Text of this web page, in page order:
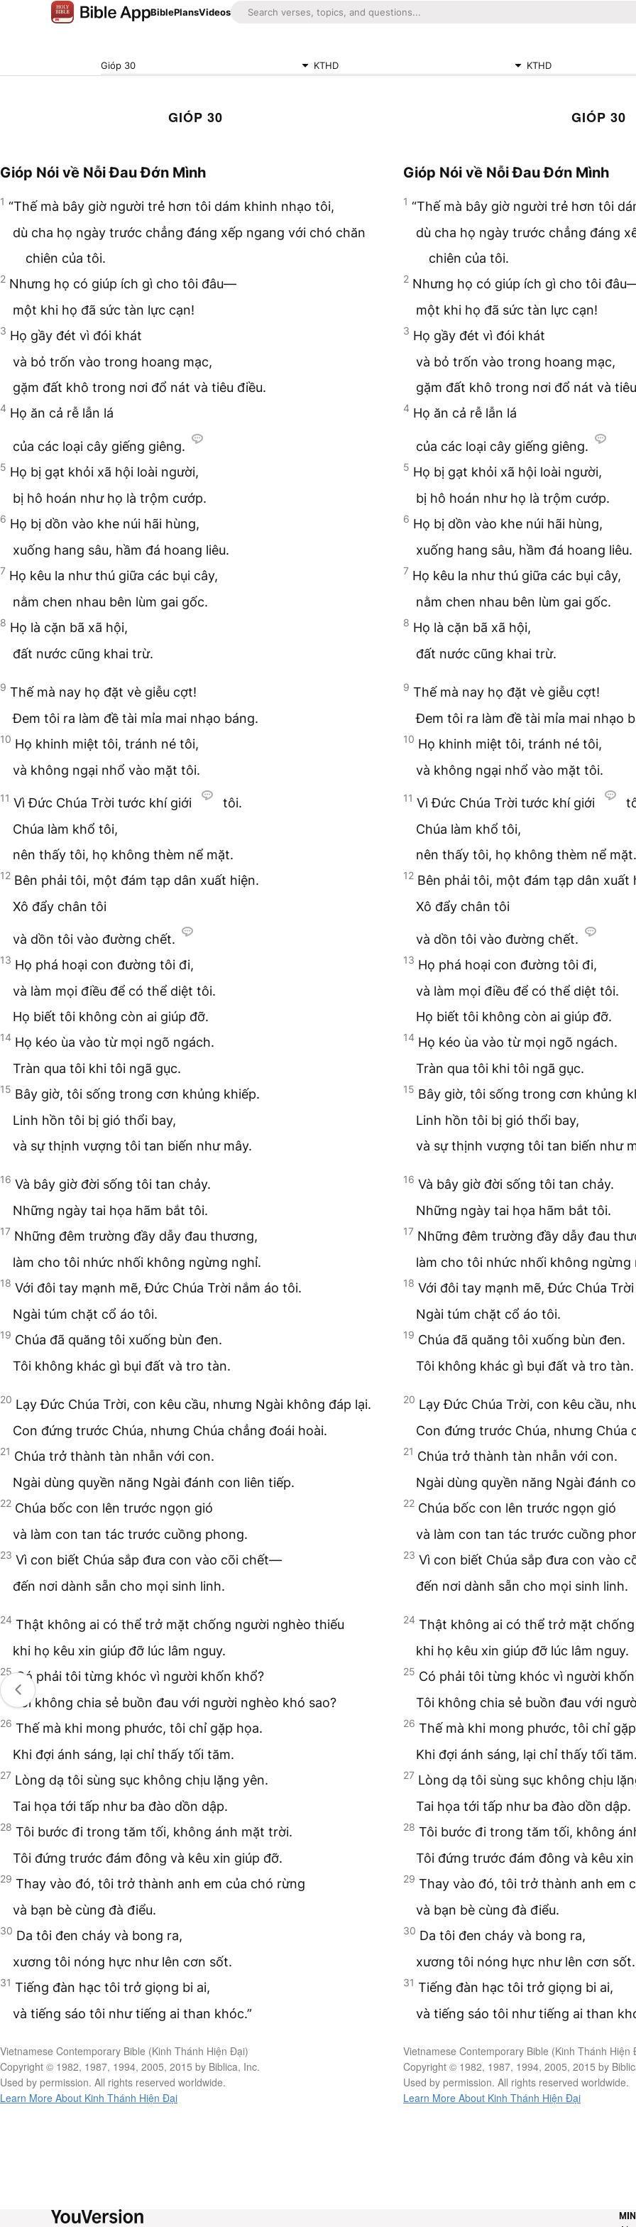
BiblePlansVideos
Gióp 30 KTHD KTHD
GIÓP 30
Gióp Nói về Nỗi Đau Đớn Mình
1 “Thế mà bây giờ người trẻ hơn tôi dám khinh nhạo tôi,
dù cha họ ngày trước chẳng đáng xếp ngang với chó chăn
chiên của tôi.
2 Nhưng họ có giúp ích gì cho tôi đâu—
một khi họ đã sức tàn lực cạn!
3 Họ gầy đét vì đói khát
và bỏ trốn vào trong hoang mạc,
gặm đất khô trong nơi đổ nát và tiêu điều.
4 Họ ăn cả rễ lẫn lá
của các loại cây giếng giêng.
5 Họ bị gạt khỏi xã hội loài người,
bị hô hoán như họ là trộm cướp.
6 Họ bị dồn vào khe núi hãi hùng,
xuống hang sâu, hầm đá hoang liêu.
7 Họ kêu la như thú giữa các bụi cây,
nằm chen nhau bên lùm gai gốc.
8 Họ là cặn bã xã hội,
đất nước cũng khai trừ.
9 Thế mà nay họ đặt vè giễu cợt!
Đem tôi ra làm đề tài mỉa mai nhạo báng.
10 Họ khinh miệt tôi, tránh né tôi,
và không ngại nhổ vào mặt tôi.
11 Vì Đức Chúa Trời tước khí giới
tôi.
Chúa làm khổ tôi,
nên thấy tôi, họ không thèm nể mặt.
12 Bên phải tôi, một đám tạp dân xuất hiện.
Xô đẩy chân tôi
và dồn tôi vào đường chết.
13 Họ phá hoại con đường tôi đi,
và làm mọi điều để có thể diệt tôi.
Họ biết tôi không còn ai giúp đỡ.
14 Họ kéo ùa vào từ mọi ngõ ngách.
Tràn qua tôi khi tôi ngã gục.
15 Bây giờ, tôi sống trong cơn khủng khiếp.
Linh hồn tôi bị gió thổi bay,
và sự thịnh vượng tôi tan biến như mây.
16 Và bây giờ đời sống tôi tan chảy.
Những ngày tai họa hãm bắt tôi.
17 Những đêm trường đầy dẫy đau thương,
làm cho tôi nhức nhối không ngừng nghỉ.
18 Với đôi tay mạnh mẽ, Đức Chúa Trời nắm áo tôi.
Ngài túm chặt cổ áo tôi.
19 Chúa đã quăng tôi xuống bùn đen.
Tôi không khác gì bụi đất và tro tàn.
20 Lạy Đức Chúa Trời, con kêu cầu, nhưng Ngài không đáp lại.
Con đứng trước Chúa, nhưng Chúa chẳng đoái hoài.
21 Chúa trở thành tàn nhẫn với con.
Ngài dùng quyền năng Ngài đánh con liên tiếp.
22 Chúa bốc con lên trước ngọn gió
và làm con tan tác trước cuồng phong.
23 Vì con biết Chúa sắp đưa con vào cõi chết—
đến nơi dành sẵn cho mọi sinh linh.
24 Thật không ai có thể trở mặt chống người nghèo thiếu
khi họ kêu xin giúp đỡ lúc lâm nguy.
25 Có phải tôi từng khóc vì người khốn khổ?
Tôi không chia sẻ buồn đau với người nghèo khó sao?
26 Thế mà khi mong phước, tôi chỉ gặp họa.
Khi đợi ánh sáng, lại chỉ thấy tối tăm.
27 Lòng dạ tôi sùng sục không chịu lặng yên.
Tai họa tới tấp như ba đào dồn dập.
28 Tôi bước đi trong tăm tối, không ánh mặt trời.
Tôi đứng trước đám đông và kêu xin giúp đỡ.
29 Thay vào đó, tôi trở thành anh em của chó rừng
và bạn bè cùng đà điểu.
30 Da tôi đen cháy và bong ra,
xương tôi nóng hực như lên cơn sốt.
31 Tiếng đàn hạc tôi trở giọng bi ai,
và tiếng sáo tôi như tiếng ai than khóc.”
Vietnamese Contemporary Bible (Kinh Thánh Hiện Đại)
Copyright © 1982, 1987, 1994, 2005, 2015 by Biblica, Inc.
Used by permission. All rights reserved worldwide.
Learn More About Kinh Thánh Hiện Đại
GIÓP 30
Gióp Nói về Nỗi Đau Đớn Mình
1 “Thế mà bây giờ người trẻ hơn tôi
dù cha họ ngày trước chẳng đáng
chiên của tôi.
2 Nhưng họ có giúp ích gì cho tôi
một khi họ đã sức tàn lực cạn!
3 Họ gầy đét vì đói khát
và bỏ trốn vào trong hoang mạc,
gặm đất khô trong nơi đổ nát và
4 Họ ăn cả rễ lẫn lá
của các loại cây giếng giêng.
5 Họ bị gạt khỏi xã hội loài người,
bị hô hoán như họ là trộm cướp.
6 Họ bị dồn vào khe núi hãi hùng,
xuống hang sâu, hầm đá hoang liêu.
7 Họ kêu la như thú giữa các bụi cây,
nằm chen nhau bên lùm gai gốc.
8 Họ là cặn bã xã hội,
đất nước cũng khai trừ.
9 Thế mà nay họ đặt vè giễu cợt!
Đem tôi ra làm đề tài mỉa mai nhạo
10 Họ khinh miệt tôi, tránh né tôi,
và không ngại nhổ vào mặt tôi.
11 Vì Đức Chúa Trời tước khí giới
Chúa làm khổ tôi,
nên thấy tôi, họ không thèm nể mặt.
12 Bên phải tôi, một đám tạp dân xuất
Xô đẩy chân tôi
và dồn tôi vào đường chết.
13 Họ phá hoại con đường tôi đi,
và làm mọi điều để có thể diệt tôi.
Họ biết tôi không còn ai giúp đỡ.
14 Họ kéo ùa vào từ mọi ngõ ngách.
Tràn qua tôi khi tôi ngã gục.
15 Bây giờ, tôi sống trong cơn khủng
Linh hồn tôi bị gió thổi bay,
và sự thịnh vượng tôi tan biến như
16 Và bây giờ đời sống tôi tan chảy.
Những ngày tai họa hãm bắt tôi.
17 Những đêm trường đầy dẫy đau
làm cho tôi nhức nhối không ngừng
18 Với đôi tay mạnh mẽ, Đức Chúa
Ngài túm chặt cổ áo tôi.
19 Chúa đã quăng tôi xuống bùn đen.
Tôi không khác gì bụi đất và tro tàn.
20 Lạy Đức Chúa Trời, con kêu cầu,
Con đứng trước Chúa, nhưng Chúa
21 Chúa trở thành tàn nhẫn với con.
Ngài dùng quyền năng Ngài đánh
22 Chúa bốc con lên trước ngọn gió
và làm con tan tác trước cuồng
23 Vì con biết Chúa sắp đưa con vào
đến nơi dành sẵn cho mọi sinh linh.
24 Thật không ai có thể trở mặt
khi họ kêu xin giúp đỡ lúc lâm nguy.
25 Có phải tôi từng khóc vì người
Tôi không chia sẻ buồn đau với
26 Thế mà khi mong phước, tôi chỉ
Khi đợi ánh sáng, lại chỉ thấy tối tăm.
27 Lòng dạ tôi sùng sục không chịu
Tai họa tới tấp như ba đào dồn dập.
28 Tôi bước đi trong tăm tối, không
Tôi đứng trước đám đông và kêu
29 Thay vào đó, tôi trở thành anh em
và bạn bè cùng đà điểu.
30 Da tôi đen cháy và bong ra,
xương tôi nóng hực như lên cơn sốt.
31 Tiếng đàn hạc tôi trở giọng bi ai,
và tiếng sáo tôi như tiếng ai than
Vietnamese Contemporary Bible (Kinh Thánh Hiện
Copyright © 1982, 1987, 1994, 2005, 2015 by
Used by permission. All rights reserved worldwide.
Learn More About Kinh Thánh Hiện Đại